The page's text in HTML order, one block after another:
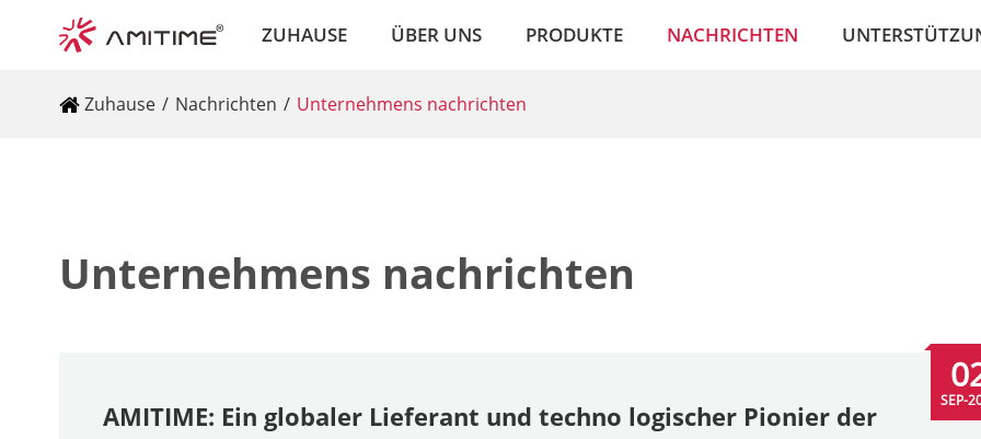
ZUHAUSE ÜBER UNS PRODUKTE NACHRICHTEN
Zuhause Nachrichten Unternehmens nachrichten
Unternehmens nachrichten
AMITIME: Ein globaler Lieferant und techno logischer Pionier der
SEP-